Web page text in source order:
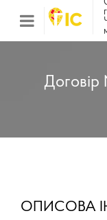
Договір
ОПИСОВА